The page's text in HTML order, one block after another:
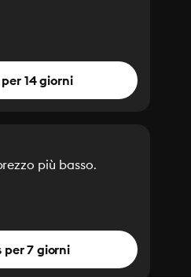
14 giorni
più basso.
per 7 giorni